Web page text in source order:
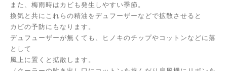
また、梅雨時はカビも発生しやすい季節。
換気と共にこれらの精油をデュフーザーなどで拡散させると
カビの予防にもなります。
デュフューザーが無くても、ヒノキのチップやコットンなどに落
として
風上に置くと拡散します。